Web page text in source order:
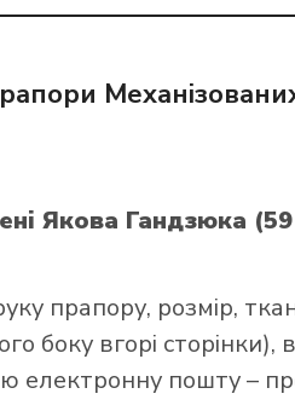
Якова Гандзюка
прапору, розмір,
вгорі сторінки),
електронну пошту –
Лакор: